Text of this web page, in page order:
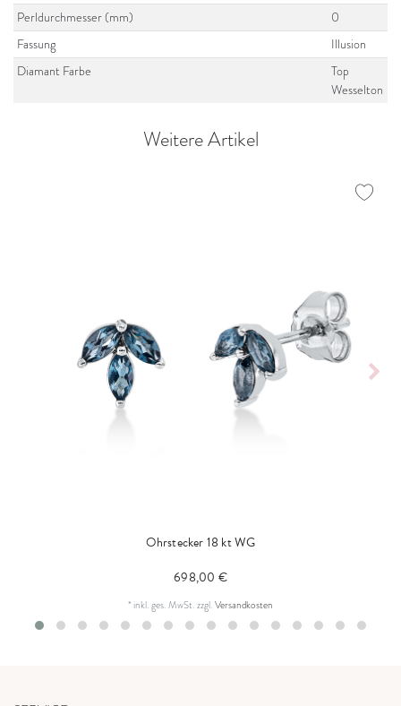
Perldurchmesser (mm)
0
Fassung
Illusion
Diamant Farbe
Top
Wesselton
Weitere Artikel
Ohrstecker 18 kt WG
698,00 €
* inkl. ges. MwSt.zzgl.Versandkosten